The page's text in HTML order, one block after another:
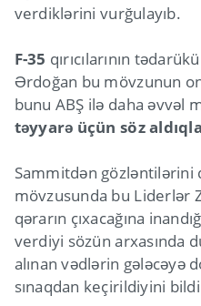
verdiklərini vurğulayıb.
F-35 qırıcılarının
Ərdoğan bu mövzunun
bunu ABŞ ilə daha əvvəl
təyyarə üçün söz
Sammitdən
mövzusunda bu Liderlər
qərarın çıxacağına
verdiyi sözün arxasında
alınan vədlərin gələcəyə
sınaqdan keçirildiyini